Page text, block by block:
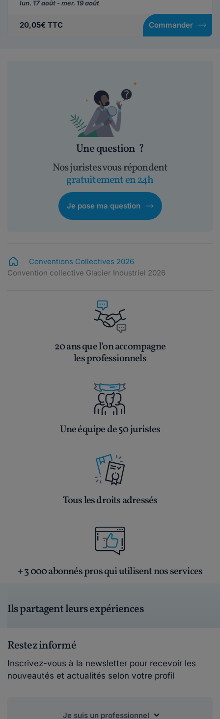
lun. 17 août - mer. 19 août
20,05€ TTC Commander
Une question ?
Nos juristes vous répondent
gratuitement en 24h
Je pose ma question
Conventions Collectives 2026
Convention collective Glacier Industriel 2026
20 ans que l’on accompagne
les professionnels
Une équipe de 50 juristes
Tous les droits adressés
+ 3 000 abonnés pros qui utilisent nos services
Ils partagent leurs expériences
Restez informé
Inscrivez-vous à la newsletter pour recevoir les
nouveautés et actualités selon votre profil